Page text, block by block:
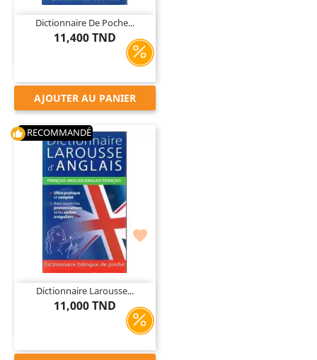
Dictionnaire De Poche...
11,400 TND
AJOUTER AU PANIER

thumb_up RECOMMANDÉ
Dictionnaire Larousse...
11,000 TND